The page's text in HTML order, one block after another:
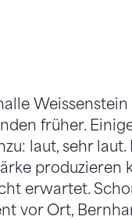
früher.
laut, sehr
produzieren
erwartet.
vor Ort,